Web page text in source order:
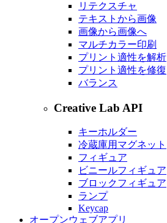
リテクスチャ
テキストから画像
画像から画像へ
マルチカラー印刷
プリント適性を解析
プリント適性を修復
バランス
Creative Lab API
キーホルダー
冷蔵庫用マグネット
フィギュア
ビニールフィギュア
ブロックフィギュア
ランプ
Keycap
オープンウェブアプリ